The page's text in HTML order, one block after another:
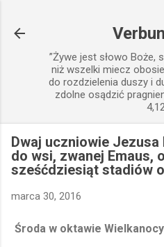
”Żywe jest słowo Boże,
niż wszelki miecz
do rozdzielenia duszy i
zdolne osądzić
Dwaj uczniowie
do wsi, zwanej Emaus,
sześćdziesiąt stadiów
marca 30, 2016
Środa w oktawie Wielkanocy